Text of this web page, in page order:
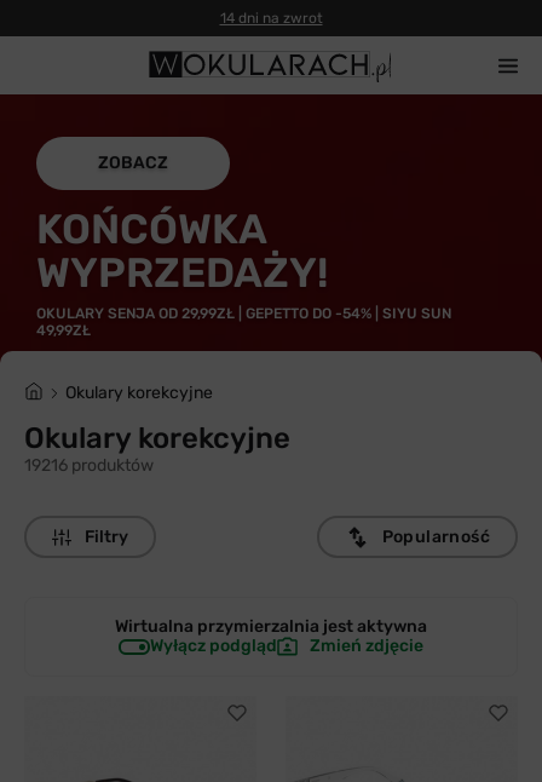
14 dni na zwrot
ZOBACZ
KOŃCÓWKA
WYPRZEDAŻY!
OKULARY SENJA OD 29,99ZŁ | GEPETTO DO -54% | SIYU SUN
49,99ZŁ
Okulary korekcyjne
Okulary korekcyjne
19216 produktów
Filtry Popularność
Wirtualna przymierzalnia jestaktywna
Wyłącz podgląd
Zmień zdjęcie